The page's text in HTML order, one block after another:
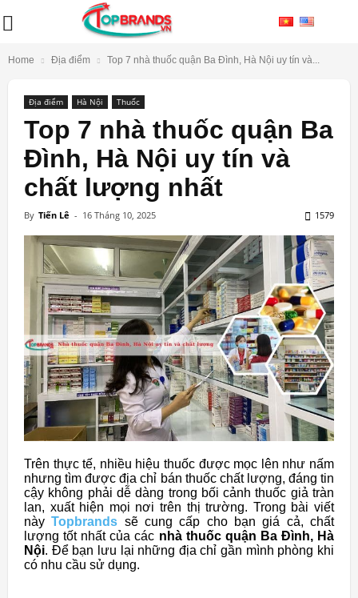
Home Địa điểm Top 7 nhà thuốc quận Ba Đình, Hà Nội uy tín và...
Địa điểm Hà Nội Thuốc
Top 7 nhà thuốc quận Ba
Đình, Hà Nội uy tín và
chất lượng nhất
By Tiến Lê - 16 Tháng 10, 2025 1579
Trên thực tế, nhiều hiệu thuốc được mọc lên như nấm
nhưng tìm được địa chỉ bán thuốc chất lượng, đáng tin
cậy không phải dễ dàng trong bối cảnh thuốc giả tràn
lan, xuất hiện mọi nơi trên thị trường. Trong bài viết
nàyTopbrands sẽ cung cấp cho bạn giá cả, chất
lượng tốt nhất của các nhà thuốc quận Ba Đình, Hà
Nội. Để bạn lưu lại những địa chỉ gần mình phòng khi
có nhu cầu sử dụng.